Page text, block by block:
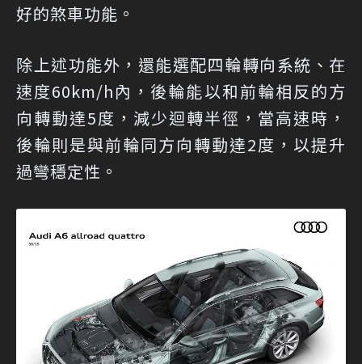
好的煞車功能。
除上述功能外，還能選配四輪轉向系統、在
速度60km/h內，後輪能以和前輪相反的方
向轉動達5度，減少迴轉半徑，當高速時，
後輪則是與前輪同方向轉動達2度，以提升
過彎穩定性。